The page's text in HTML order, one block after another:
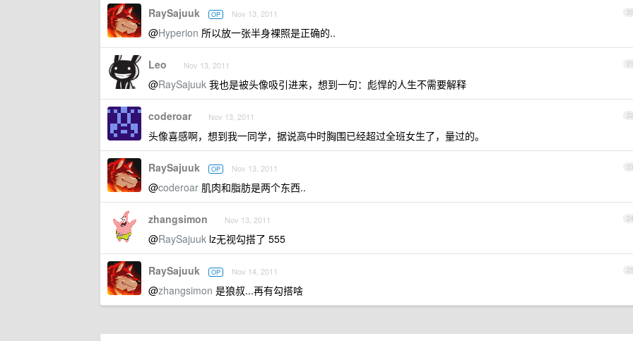
20
RaySajuuk OP Nov 13, 2011
@Hyperion 所以放一张半身裸照是正确的..
21
Leo Nov 13, 2011
@RaySajuuk 我也是被头像吸引进来，想到一句：彪悍的人生不需要解释
22
coderoar Nov 13, 2011
头像喜感啊，想到我一同学，据说高中时胸围已经超过全班女生了，量过的。
23
RaySajuuk OP Nov 13, 2011
@coderoar 肌肉和脂肪是两个东西..
24
zhangsimon Nov 13, 2011
@RaySajuuk lz无视勾搭了 555
25
RaySajuuk OP Nov 14, 2011
@zhangsimon 是狼叔...再有勾搭啥